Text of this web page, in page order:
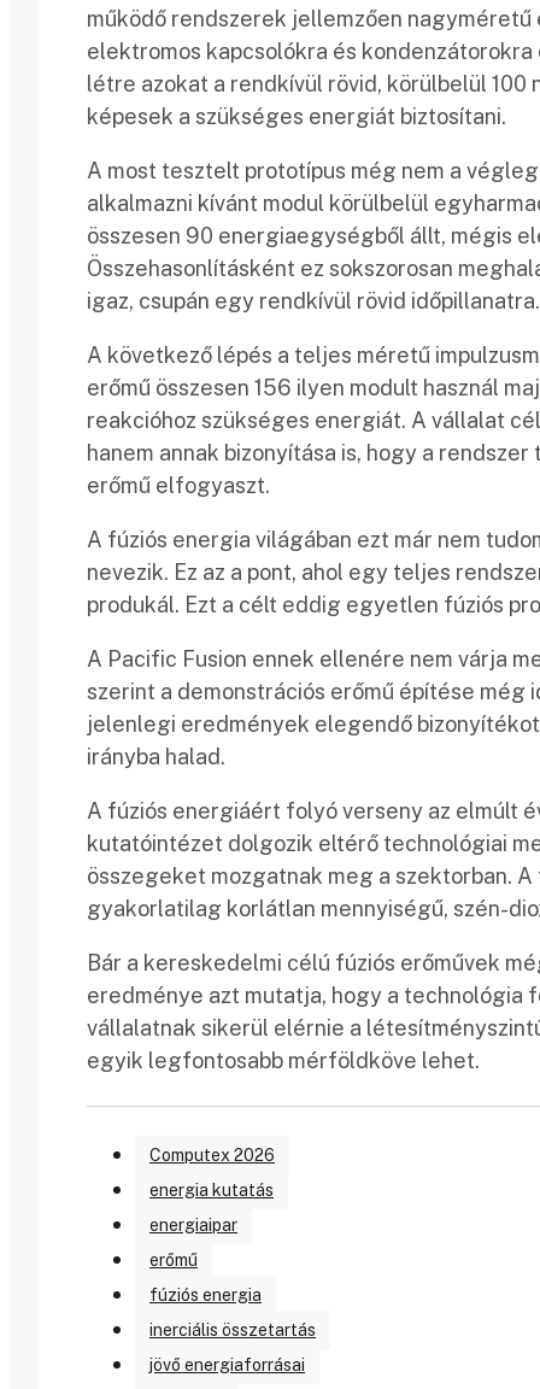
működő rendszerek jellemzően
elektromos kapcsolókra és
létre azokat a rendkívül rövid, körülbelül
képesek a szükséges energiát biztosítani.
A most tesztelt prototípus még nem a
alkalmazni kívánt modul körülbelül
összesen 90 energiaegységből állt, mégis
Összehasonlításként ez sokszorosan
igaz, csupán egy rendkívül rövid időpillanatra.
A következő lépés a teljes méretű
erőmű összesen 156 ilyen modult használ
reakcióhoz szükséges energiát. A vállalat
hanem annak bizonyítása is, hogy a
erőmű elfogyaszt.
A fúziós energia világában ezt már nem
nevezik. Ez az a pont, ahol egy teljes
produkál. Ezt a célt eddig egyetlen fúziós
A Pacific Fusion ennek ellenére nem várja
szerint a demonstrációs erőmű építése
jelenlegi eredmények elegendő
irányba halad.
A fúziós energiáért folyó verseny az elmúlt
kutatóintézet dolgozik eltérő technológiai
összegeket mozgatnak meg a szektorban.
gyakorlatilag korlátlan mennyiségű, szén-
Bár a kereskedelmi célú fúziós erőművek
eredménye azt mutatja, hogy a technológia
vállalatnak sikerül elérnie a
egyik legfontosabb mérföldköve lehet.
Computex 2026
energia kutatás
energiaipar
erőmű
fúziós energia
inerciális összetartás
jövő energiaforrásai